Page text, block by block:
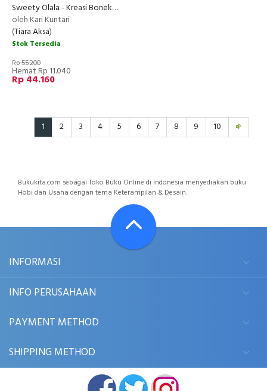
Sweety Olala - Kreasi Boneka Cute dari Mancanegara
oleh Kari Kuntari
(Tiara Aksa)
Stok Tersedia
Rp 55.200
Hemat Rp 11.040
Rp 44.160
1 2 3 4 5 6 7 8 9 10
Bukukita.com sebagai Toko Buku Online di Indonesia menyediakan buku
Hobi dan Usaha dengan tema Keterampilan & Desain.
INFORMASI
INFO PERUSAHAAN
PAYMENT METHOD
SHIPPING METHOD